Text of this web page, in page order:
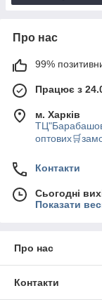
Про нас
99%
Працює з
м. Харків
Контакти
Сьогодні
Показати
Про нас
Контакти